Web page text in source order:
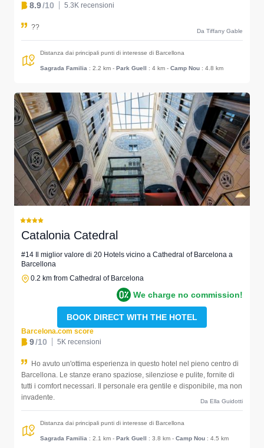
8.9/10 5.3K recensioni
?? Da Tiffany Gable
Distanza dai principali punti di interesse di Barcellona
Sagrada Familia : 2.2 km - Park Guell : 4 km - Camp Nou : 4.8 km
Catalonia Catedral
#14 Il miglior valore di 20 Hotels vicino a Cathedral of Barcelona a
Barcellona
0.2 km from Cathedral of Barcelona
We charge no commission!
BOOK DIRECT WITH THE HOTEL
Barcelona.com score
9/10 5K recensioni
Ho avuto un'ottima esperienza in questo hotel nel pieno centro di
Barcellona. Le stanze erano spaziose, silenziose e pulite, fornite di
tutti i comfort necessari. Il personale era gentile e disponibile, ma non
invadente.
Da Ella Guidotti
Distanza dai principali punti di interesse di Barcellona
Sagrada Familia : 2.1 km - Park Guell : 3.8 km - Camp Nou : 4.5 km